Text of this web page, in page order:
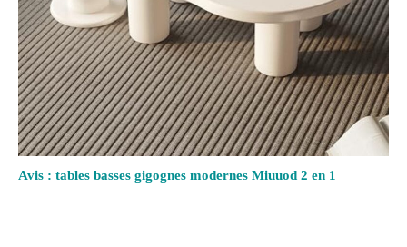
Avis : tables basses gigognes modernes Miuuod 2 en 1